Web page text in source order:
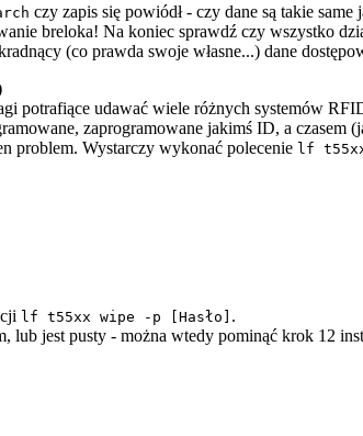
czy zapis się powiódł - czy dane są takie
breloka! Na koniec sprawdź czy wszystko
(co prawda swoje własne...) dane
potrafiące udawać wiele różnych systemów
zaprogramowane jakimś ID, a czasem
problem. Wystarczy wykonać polecenie lf
lf t55xx wipe -p [Hasło] .
lub jest pusty - można wtedy pominąć krok 12